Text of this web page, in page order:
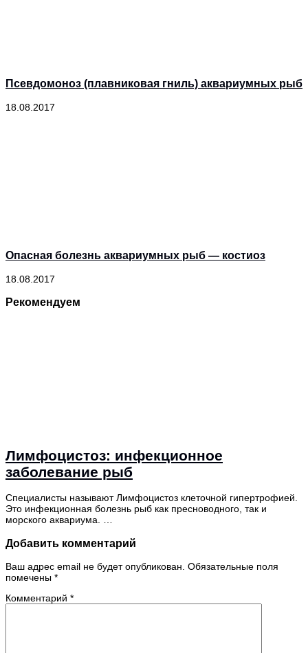
Псевдомоноз (плавниковая гниль) аквариумных рыб
18.08.2017
Опасная болезнь аквариумных рыб — костиоз
18.08.2017
Рекомендуем
Лимфоцистоз: инфекционное
заболевание рыб
Специалисты называют Лимфоцистоз клеточной гипертрофией.
Это инфекционная болезнь рыб как пресноводного, так и
морского аквариума. …
Добавить комментарий
Ваш адрес email не будет опубликован. Обязательные поля
помечены *
Комментарий *